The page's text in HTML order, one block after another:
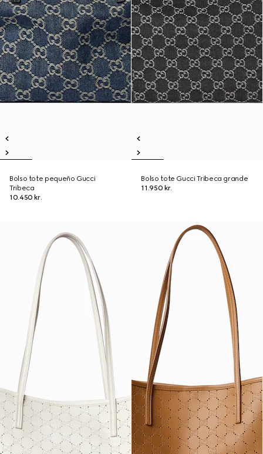
Bolso tote pequeño Gucci
Tribeca
10.450 kr.
Bolso tote Gucci Tribeca grande
11.950 kr.